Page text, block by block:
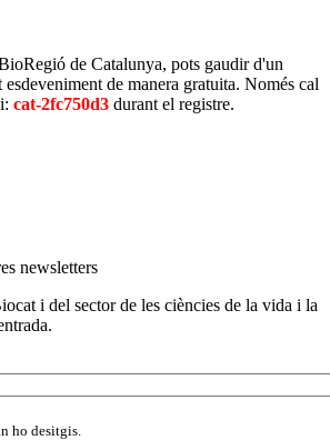
de Catalunya, pots gaudir d'un
esdeveniment de manera gratuita. Només cal
cat-2fc750d3 durant el registre.
newsletters
i del sector de les ciències de la vida i la
ho desitgis.